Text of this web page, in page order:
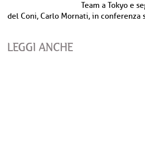
Team a Tokyo e
del Coni, Carlo Mornati, in conferenza
LEGGI ANCHE